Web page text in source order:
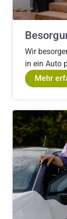
Wir
in ein Auto
Mehr